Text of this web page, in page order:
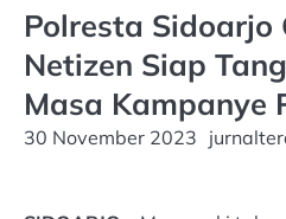
Polresta Sidoarjo
Netizen Siap
Masa Kampanye
30 November 2023